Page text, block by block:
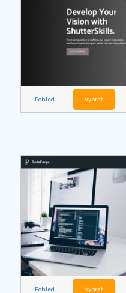
Pohled Vybrat
Pohled Vybrat